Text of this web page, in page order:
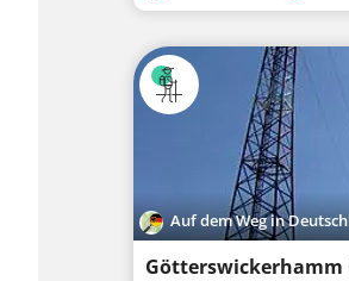
Auf dem Weg in
Götterswickerhamm